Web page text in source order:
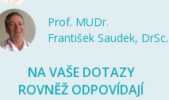
Prof. MUDr.
František Saudek, DrSc.
NA VAŠE DOTAZY
ROVNĚŽ ODPOVÍDAJÍ